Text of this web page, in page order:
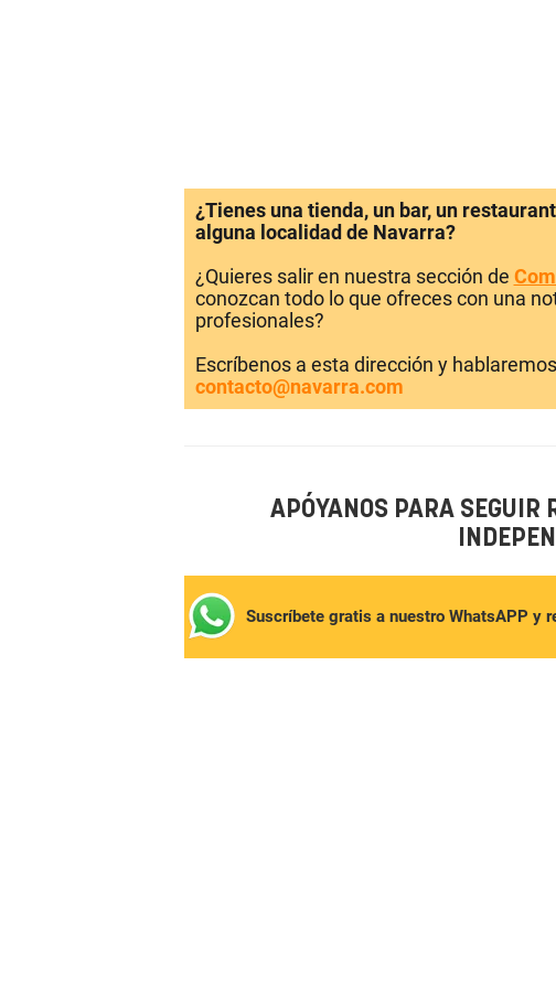
¿Tienes una tienda, un bar, un
alguna localidad de Navarra?
¿Quieres salir en nuestra sección de
conozcan todo lo que ofreces con una
profesionales?
Escríbenos a esta dirección y
contacto@navarra.com
APÓYANOS PARA SEGUIR
Suscríbete gratis a nuestro WhatsAPP y